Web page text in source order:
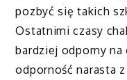
pozbyć się takich
Ostatnimi czasy
bardziej odporny na
odporność narasta